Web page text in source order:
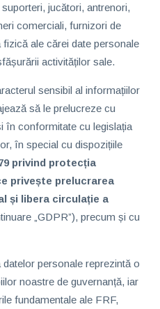
jucători, antrenori,
comerciali, furnizori de
ale cărei date personale
activităților sale.
sensibil al informațiilor
să le prelucreze cu
în conformitate cu legislația
în special cu dispozițiile
privind protecția
privește prelucrarea
și libera circulație a
„GDPR”), precum și cu
personale reprezintă o
noastre de guvernanță, iar
fundamentale ale FRF,